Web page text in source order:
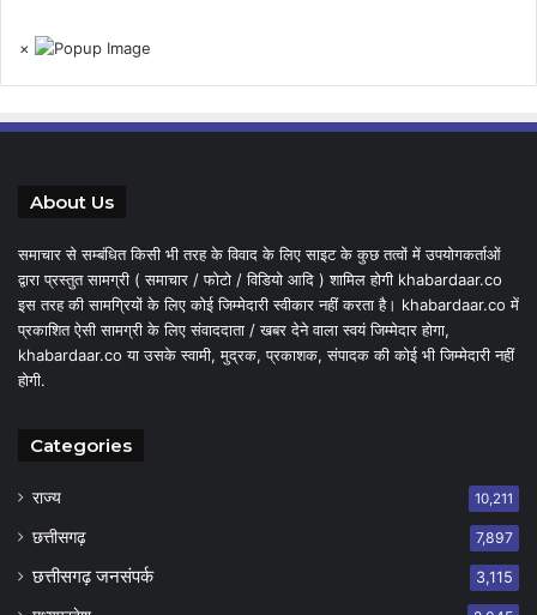
×
About Us
समाचार से सम्बंधित किसी भी तरह के विवाद के लिए साइट के कुछ तत्वों में उपयोगकर्ताओं
द्वारा प्रस्तुत सामग्री ( समाचार / फोटो / विडियो आदि ) शामिल होगी khabardaar.co
इस तरह की सामग्रियों के लिए कोई जिम्मेदारी स्वीकार नहीं करता है। khabardaar.co में
प्रकाशित ऐसी सामग्री के लिए संवाददाता / खबर देने वाला स्वयं जिम्मेदार होगा,
khabardaar.co या उसके स्वामी, मुद्रक, प्रकाशक, संपादक की कोई भी जिम्मेदारी नहीं
होगी.
Categories
राज्य 10,211
छत्तीसगढ़ 7,897
छत्तीसगढ़ जनसंपर्क 3,115